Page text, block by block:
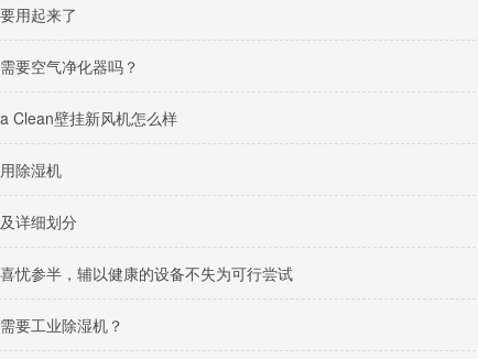
用起来了
要空气净化器吗？
Clean壁挂新风机怎么样
除湿机
详细划分
忧参半，辅以健康的设备不失为可行尝试
要工业除湿机？